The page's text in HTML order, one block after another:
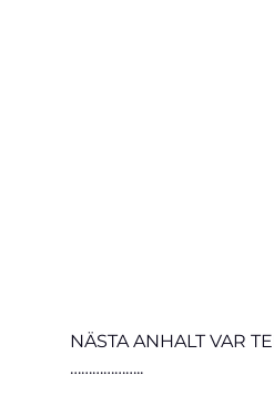
NÄSTA ANHALT VAR
………………..